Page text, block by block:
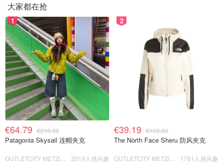
大家都在抢
1
€64.79 €210.00
Patagonia Skysail 连帽夹克
2019人感兴趣
2
€39.19 €100.00
The North Face Sheru 防风夹克
1781人感兴趣